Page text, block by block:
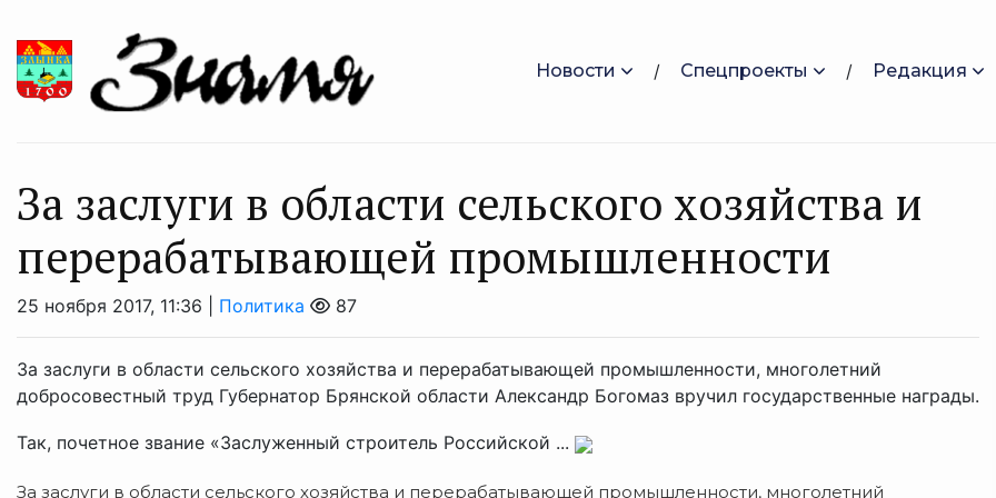
Новости Спецпроекты Редакция
За заслуги в области сельского хозяйства и
перерабатывающей промышленности
25 ноября 2017, 11:36 | Политика 87
За заслуги в области сельского хозяйства и перерабатывающей промышленности, многолетний
добросовестный труд Губернатор Брянской области Александр Богомаз вручил государственные награды.
Так, почетное звание «Заслуженный строитель Российской ...
За заслуги в области сельского хозяйства и перерабатывающей промышленности, многолетний